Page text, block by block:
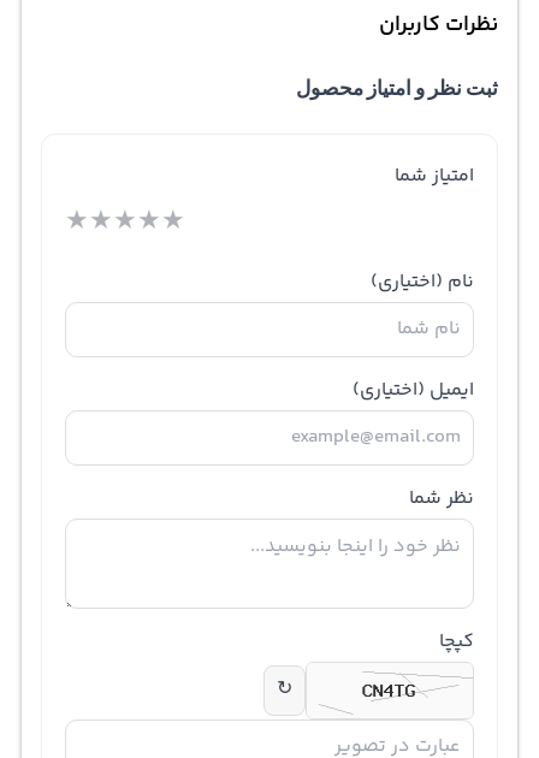
نظرات کاربران
ثبت نظر و امتیاز محصول
امتیاز شما
★★★★★
نام (اختیاری)
ایمیل (اختیاری)
نظر شما
کپچا
↻